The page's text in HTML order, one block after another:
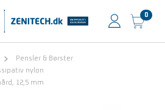
0
Pensler & Børster
nylon
12,5 mm